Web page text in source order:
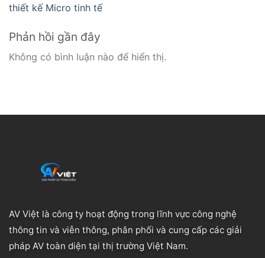
thiết kế Micro tinh tế
Phản hồi gần đây
Không có bình luận nào để hiển thị.
AV Việt là công ty hoạt động trong lĩnh vực công nghệ
thông tin và viễn thông, phân phối và cung cấp các giải
pháp AV toàn diện tại thị trường Việt Nam.